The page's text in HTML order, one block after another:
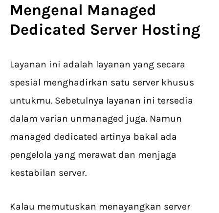
Mengenal Managed
Dedicated Server Hosting
Layanan ini adalah layanan yang secara
spesial menghadirkan satu server khusus
untukmu. Sebetulnya layanan ini tersedia
dalam varian unmanaged juga. Namun
managed dedicated artinya bakal ada
pengelola yang merawat dan menjaga
kestabilan server.
Kalau memutuskan menayangkan server